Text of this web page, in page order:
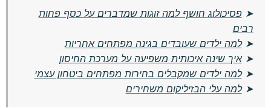
➤פסיכולוג חושף למה זוגות שמדברים על כסף פחות
רבים
➤למה ילדים שעובדים בגינה מפתחים אחריות
➤איך שינה איכותית משפיעה על מערכת החיסון
➤למה ילדים שמקבלים בחירות מפתחים ביטחון עצמי
➤למה עלי הבזיליקום משחירים